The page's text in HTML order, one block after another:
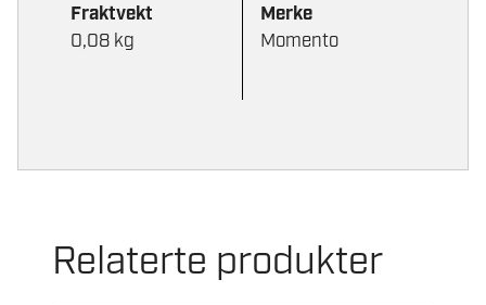
Fraktvekt
0,08 kg
Merke
Momento
Relaterte produkter